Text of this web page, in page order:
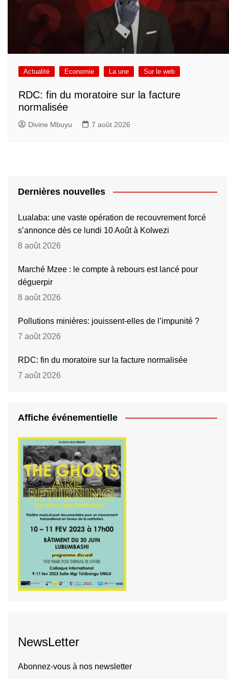
Actualité Economie La une Sur le web
RDC: fin du moratoire sur la facture
normalisée
Divine Mbuyu 7 août 2026
Dernières nouvelles
Lualaba: une vaste opération de recouvrement forcé
s’annonce dès ce lundi 10 Août à Kolwezi
8 août 2026
Marché Mzee : le compte à rebours est lancé pour
déguerpir
8 août 2026
Pollutions minières: jouissent-elles de l’impunité ?
7 août 2026
RDC: fin du moratoire sur la facture normalisée
7 août 2026
Affiche événementielle
NewsLetter
Abonnez-vous à nos newsletter